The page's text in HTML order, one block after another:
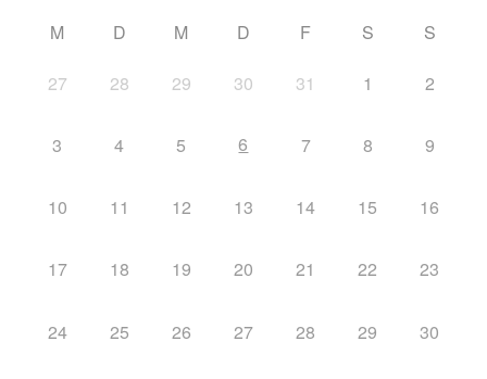
M D M D F S S
27 28 29 30 31 1 2
3 4 5 6 7 8 9
10 11 12 13 14 15 16
17 18 19 20 21 22 23
24 25 26 27 28 29 30